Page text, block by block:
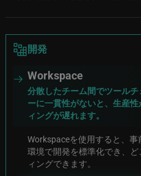
Image
開発
Workspace
分散したチーム間でツール
ーに一貫性がないと、生産
ィングが遅れます。
Workspaceを使用すると、
環境で開発を標準化でき、
ィングできます。